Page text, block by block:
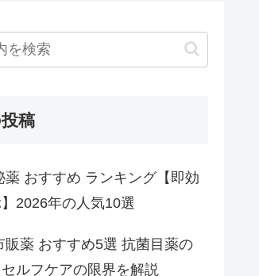
稿
薬 おすすめ ランキング【即効
2026年の人気10選
販薬 おすすめ5選 抗菌目薬の
ルフケアの限界を解説